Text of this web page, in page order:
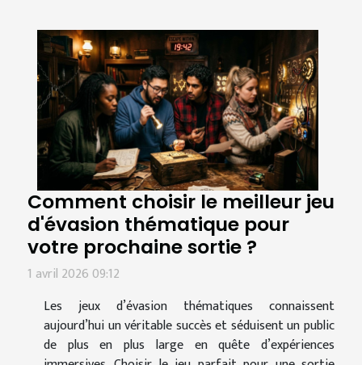
Comment choisir le meilleur jeu
d'évasion thématique pour
votre prochaine sortie ?
1 avril 2026 09:12
Les jeux d’évasion thématiques connaissent
aujourd’hui un véritable succès et séduisent un public
de plus en plus large en quête d’expériences